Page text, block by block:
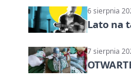
6 sierpnia
Lato na
7 sierpnia